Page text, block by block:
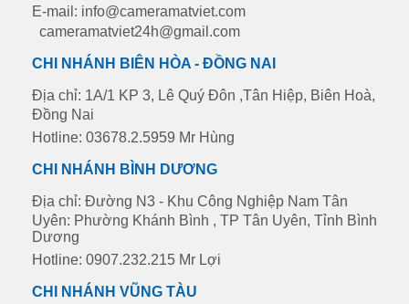
E-mail: info@cameramatviet.com
cameramatviet24h@gmail.com
CHI NHÁNH BIÊN HÒA - ĐỒNG NAI
Địa chỉ: 1A/1 KP 3, Lê Quý Đôn ,Tân Hiệp, Biên Hoà,
Đồng Nai
Hotline: 03678.2.5959 Mr Hùng
CHI NHÁNH BÌNH DƯƠNG
Địa chỉ: Đường N3 - Khu Công Nghiệp Nam Tân
Uyên: Phường Khánh Bình , TP Tân Uyên, Tỉnh Bình
Dương
Hotline: 0907.232.215 Mr Lợi
CHI NHÁNH VŨNG TÀU